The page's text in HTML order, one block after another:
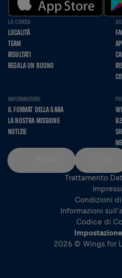
LA CORSA
LOCALITÀ
TEAM
RISULTATI
REGALA UN BUONO
INFORMAZIONI
IL FORMAT DELLA GARA
LA NOSTRA MISSIONE
NOTIZIE
Trattamento
Condizioni
Informazioni
Codice di
2026 © Wings for